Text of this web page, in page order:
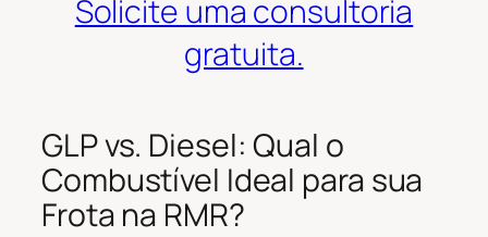
Solicite uma consultoria
gratuita.
GLP vs. Diesel: Qual o
Combustível Ideal para sua
Frota na RMR?